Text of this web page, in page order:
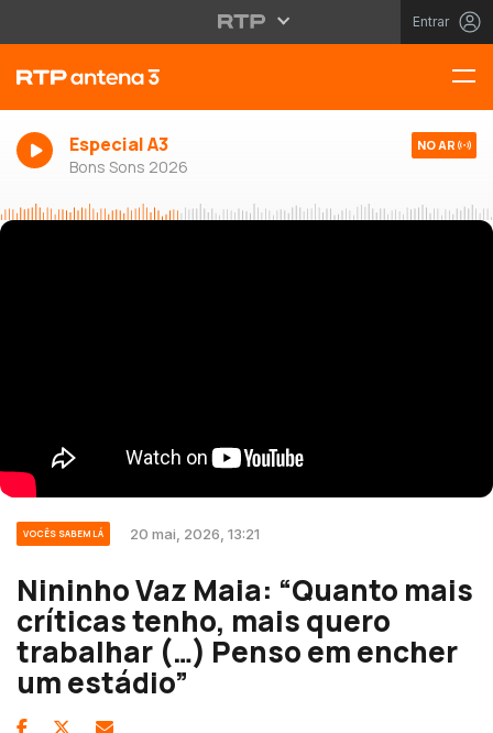
Entrar
Especial A3
Bons Sons 2026
NO AR
VOCÊS SABEM LÁ 20 mai, 2026, 13:21
Nininho Vaz Maia: “Quanto mais
críticas tenho, mais quero
trabalhar (…) Penso em encher
um estádio”